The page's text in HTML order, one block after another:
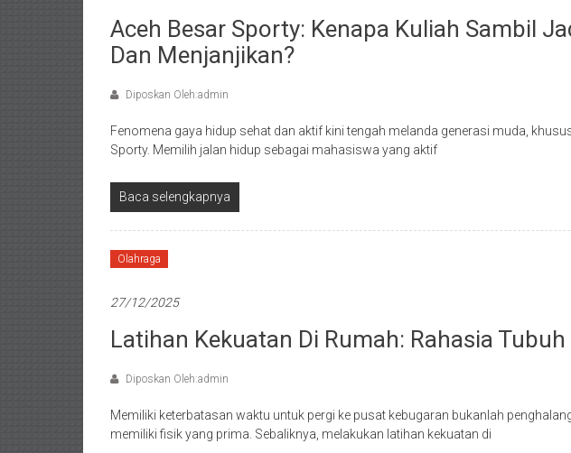
Aceh Besar Sporty: Kenapa Kuliah Sambil
Dan Menjanjikan?
Diposkan Oleh:admin
Fenomena gaya hidup sehat dan aktif kini tengah melanda generasi muda,
Sporty. Memilih jalan hidup sebagai mahasiswa yang aktif
Baca selengkapnya
Olahraga
27/12/2025
Latihan Kekuatan Di Rumah: Rahasia
Diposkan Oleh:admin
Memiliki keterbatasan waktu untuk pergi ke pusat kebugaran bukanlah
memiliki fisik yang prima. Sebaliknya, melakukan latihan kekuatan di